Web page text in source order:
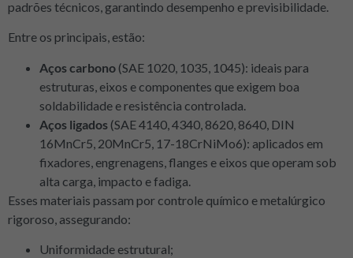
padrões técnicos, garantindo desempenho e previsibilidade.
Entre os principais, estão:
Aços carbono (SAE 1020, 1035, 1045): ideais para
estruturas, eixos e componentes que exigem boa
soldabilidade e resistência controlada.
Aços ligados (SAE 4140, 4340, 8620, 8640, DIN
16MnCr5, 20MnCr5, 17-18CrNiMo6): aplicados em
fixadores, engrenagens, flanges e eixos que operam sob
alta carga, impacto e fadiga.
Esses materiais passam por controle químico e metalúrgico
rigoroso, assegurando:
Uniformidade estrutural;